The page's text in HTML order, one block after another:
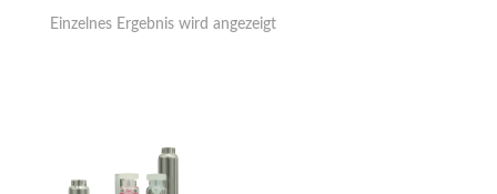
Einzelnes Ergebnis wird angezeigt